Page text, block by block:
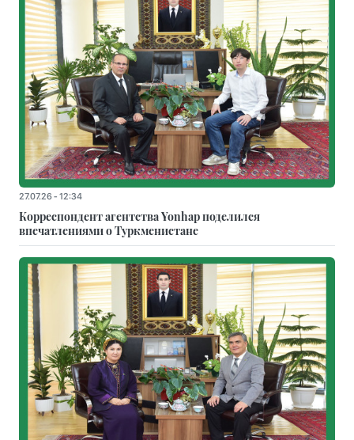
27.07.26 - 12:34
Корреспондент агентства Yonhap поделился
впечатлениями о Туркменистане